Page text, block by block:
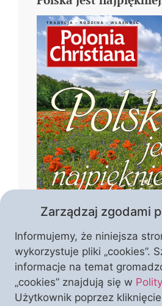
Czym jest piękno Polski?
Zarządzaj zgodami
Informujemy, że niniejsza
wykorzystuje pliki „cookies”.
informacje na temat
„cookies” znajdują się w
Użytkownik poprzez